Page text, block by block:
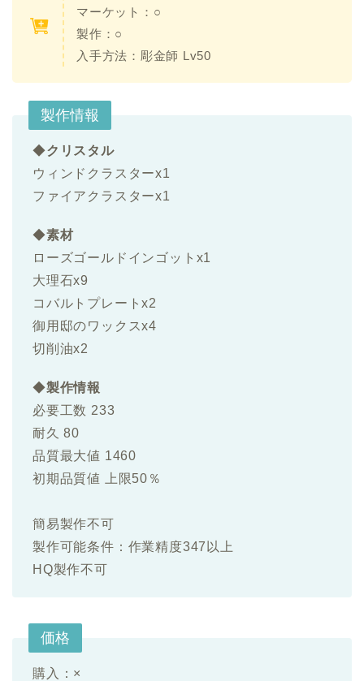
マーケット：○
製作：○
入手方法： 彫金師 Lv50
製作情報
◆クリスタル
ウィンドクラスターx1
ファイアクラスターx1
◆素材
ローズゴールドインゴットx1
大理石x9
コバルトプレートx2
御用邸のワックスx4
切削油x2
◆製作情報
必要工数 233
耐久 80
品質最大値 1460
初期品質値 上限50％
簡易製作不可
製作可能条件：作業精度347以上
HQ製作不可
価格
購入：×